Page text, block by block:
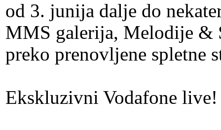
od 3. junija dalje do
MMS galerija, Melodije &
preko prenovljene spletne
Ekskluzivni Vodafone